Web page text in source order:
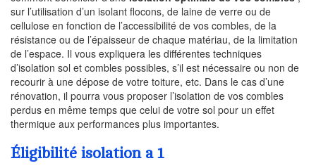
sur l’utilisation d’un isolant flocons, de laine de verre ou de
cellulose en fonction de l’accessibilité de vos combles, de la
résistance ou de l’épaisseur de chaque matériau, de la limitation
de l’espace. Il vous expliquera les différentes techniques
d’isolation sol et combles possibles, s’il est nécessaire ou non de
recourir à une dépose de votre toiture, etc. Dans le cas d’une
rénovation, il pourra vous proposer l’isolation de vos combles
perdus en même temps que celui de votre sol pour un effet
thermique aux performances plus importantes.
Éligibilité isolation a 1